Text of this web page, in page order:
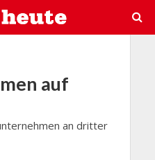
auf
an dritter